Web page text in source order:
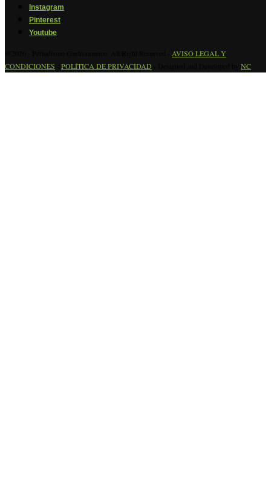
Instagram
Pinterest
Youtube
AVISO LEGAL Y
CONDICIONES
POLÍTICA DE PRIVACIDAD NC